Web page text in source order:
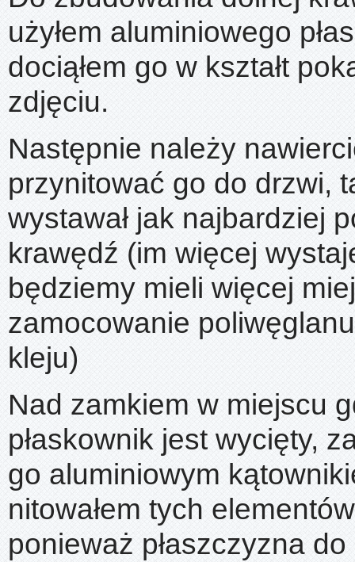
użyłem aluminiowego
dociąłem go w kształt
zdjęciu.
Następnie należy
przynitować go do drzwi,
wystawał jak najbardziej
krawędź (im więcej
będziemy mieli więcej
zamocowanie
kleju)
Nad zamkiem w miejscu
płaskownik jest wycięty,
go aluminiowym
nitowałem tych
ponieważ płaszczyzna